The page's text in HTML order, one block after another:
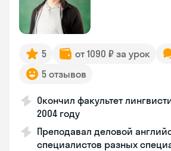
5 от 1090 ₽ за урок
5 отзывов
Окончил факультет
2004 году
Преподавал деловой
специалистов разных